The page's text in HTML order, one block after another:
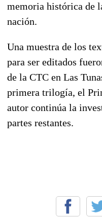
memoria histórica de
nación.
Una muestra de los
para ser editados
de la CTC en Las
primera trilogía, el
autor continúa la
partes restantes.